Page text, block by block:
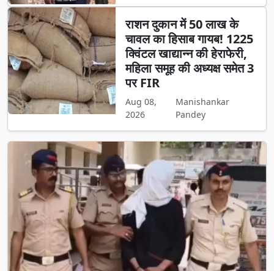
राशन दुकान में 50 लाख के
चावल का हिसाब गायब! 1225
क्विंटल खाद्यान्न की हेराफेरी,
महिला समूह की अध्यक्ष समेत 3
पर FIR
Aug 08,
2026
Manishankar
Pandey